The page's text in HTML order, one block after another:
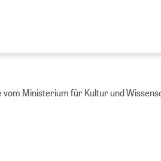
für Kultur und Wissenschaft des